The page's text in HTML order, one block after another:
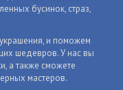
бусинок, страз,
и поможем
шедевров. У нас вы
а также сможете
мастеров.